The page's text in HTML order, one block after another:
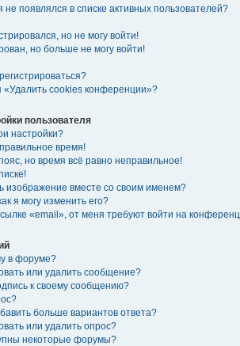
не появлялся в списке активных пользователей?
но не могу войти!
но больше не могу войти!
«Удалить cookies конференции»?
пользователя
настройки?
время!
но время всё равно неправильное!
изображение вместе со своим именем?
я могу изменить его?
«email», от меня требуют войти на
в форуме?
или удалить сообщение?
к своему сообщению?
больше вариантов ответа?
или удалить опрос?
некоторые форумы?